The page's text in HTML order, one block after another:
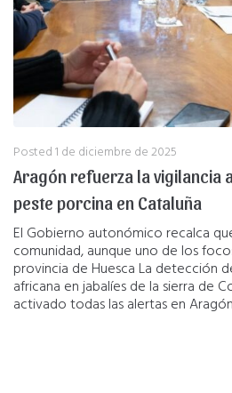
Posted1 de diciembre de 2025
Aragón refuerza la vigilancia
peste porcina en Cataluña
El Gobierno autonómico recalca
comunidad, aunque uno de los
provincia de Huesca La detección
africana en jabalíes de la sierra de
activado todas las alertas en